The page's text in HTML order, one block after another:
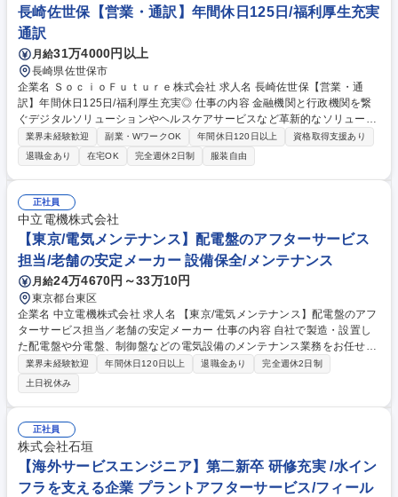
長崎佐世保【営業・通訳】年間休日125日/福利厚生充実
通訳
月給31万4000円以上
長崎県佐世保市
企業名 ＳｏｃｉｏＦｕｔｕｒｅ株式会社 求人名 長崎佐世保【営業・通
訳】年間休日125日/福利厚生充実◎ 仕事の内容 金融機関と行政機関を繋
ぐデジタルソリューションやヘルスケアサービスなど革新的なソリューシ
ョンを提供している当社にて、営業・通訳担当を募集いたします。 【業務
詳細】■外国人労働者受入先への営業(営業エリア：長崎、佐賀、熊本、福
岡など九州北部エリア/移動手段：公共交通機関又はレンタカー)■外国人労
働者の受入業務(在留資格申請、役所手続、等)■受入外国人労働者のサポー
ト(就業環境や就業状況に関し、状況確認、企業 への交渉・報告を行う)、
指導(就業、生活全般に対する指導)■通訳業務(業務上における通訳・翻
訳、病院通訳など) 募集職種 長崎佐世保【営業・通訳】年間休日125日/福
利厚生充実◎
業界未経験歓迎 副業・WワークOK 年間休日120日以上
資格取得支援あり
退職金あり
在宅OK 完全週休2日制 服装自由
正社員
中立電機株式会社
【東京/電気メンテナンス】配電盤のアフターサービス
担当/老舗の安定メーカー 設備保全/メンテナンス
月給24万4670円～33万10円
東京都台東区
企業名 中立電機株式会社 求人名 【東京/電気メンテナンス】配電盤のアフ
ターサービス担当／老舗の安定メーカー 仕事の内容 自社で製造・設置し
た配電盤や分電盤、制御盤などの電気設備のメンテナンス業務をお任せし
ます。協力会社の手配や作業日程の調整、品質・安全管理など、現場の管
理業務を中心に担当。 ■主な業務は、現場作業に関わるスケジュール調
整、協力会社の手配、品質・安全面の確認、報告書などの書類作成です。
■お客様先の現場では、状況確認や修繕内容の打合せを行うこともあり、
社内外との調整力が求められます。実際の作業は協力会社が行うため、管
理・進行が中心となります。■入社後は製品や業務の流れをベテラン社員
が丁寧に指導し、段階的に担当範囲を広げていただきます。 募集職種
【東京/電気メンテナンス】配電盤のアフターサービス担当／老舗の安定メ
ーカー
業界未経験歓迎 年間休日120日以上 退職金あり
完全週休2日制
土日祝休み
正社員
株式会社石垣
【海外サービスエンジニア】第二新卒 研修充実 /水イン
フラを支える企業 プラントアフターサービス/フィール